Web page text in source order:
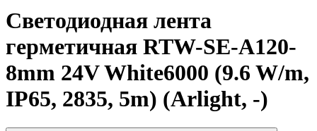
Светодиодная лента
герметичная RTW-SE-A120-
8mm 24V White6000 (9.6 W/m,
IP65, 2835, 5m) (Arlight, -)